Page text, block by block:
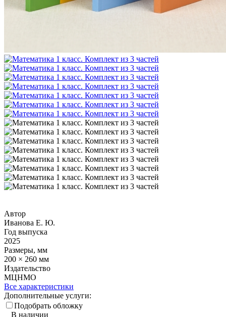
Автор
Иванова Е. Ю.
Год выпуска
2025
Размеры, мм
200 × 260 мм
Издательство
МЦНМО
Все характеристики
Дополнительные услуги:
Подобрать обложку
В наличии